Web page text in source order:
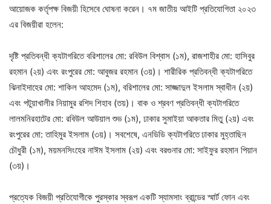
আয়োজক কর্তৃপক্ষ বিজয়ী হিসেবে ঘোষনা করেন। ৭ম জাতীয় আইটি প্রতিযোগিতা ২০২৩
এর বিজয়ীরা হলেন:
দৃষ্টি প্রতিবন্ধী ক্যটাগরিতে বরিশালের মো: রবিউল বিশ্বাস (১ম), রাজশাহীর মো: হাসিবুর
রহমান (২য়) এবং রংপুরের মো: আবুজর রহমান (৩য়)। শারীরিক প্রতিবন্ধী ক্যটাগরিতে
ঝিনাইদাহের মো: শাকিল আহমেদ (১ম), বরিশালের মো: সাজ্জাদুল ইসলাম স্বাধীন (২য়)
এবং পটুয়াখালীর নিয়ামুর রশিদ শিহাব (তয়)। বাক ও শ্রবণ প্রতিবন্ধী ক্যটাগরিতে
লালমনিরহাটের মো: রবিউল আউয়াল শুভ (১ম), ঢাকার সুমাইয়া আকতার মিতু (২য়) এবং
রংপুরের মো: তাহিমুর ইসলাম (৩য়)। সবশেষে, এনডিডি ক্যটাগরিতেঢাকার মুহ্তাছিন
চৌধুরী (১ম), ময়মনসিংহের নাঈম ইসলাম (২য়) এবং বরগুনার মো: সাইফুর রহমান পিয়ান
(৩য়)।
প্রত্যেক বিজয়ী প্রতিযোগীকে পুরস্কার স্বরূপ একটি স্যামসাং ব্রান্ডের স্মার্ট ফোন এবং